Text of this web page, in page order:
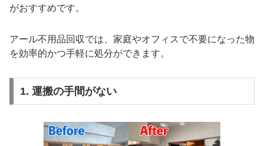
がおすすめです。
アール不用品回収では、家庭やオフィスで不要になった物
を効率的かつ手軽に処分ができます。
1. 運搬の手間がない